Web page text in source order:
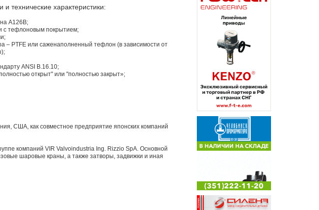
и технические характеристики:
А126В;
с тефлоновым покрытием;
– PTFE или саженаполненный тефлон (в зависимости от
ANSI В.16.10;
открыт" или "полностью закрыт»;
США, как совместное предприятие японских компаний
компаний VIR Valvoindustria Ing. Rizzio SpA. Основной
шаровые краны, а также затворы, задвижки и иная